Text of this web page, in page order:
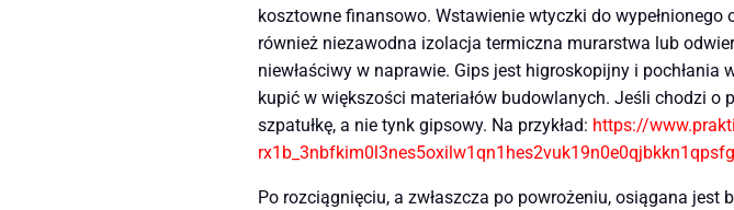
kosztowne finansowo. Wstawienie wtyczki do
również niezawodna izolacja termiczna murarstwa lub
niewłaściwy w naprawie. Gips jest higroskopijny i
kupić w większości materiałów budowlanych. Jeśli chodzi
szpatułkę, a nie tynk gipsowy. Na przykład: https://
Po rozciągnięciu, a zwłaszcza po powrożeniu, osiągana